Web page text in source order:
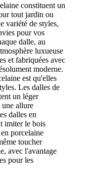
constituent un
tout jardin ou
variété de styles,
pour vos
dalle, au
luxueuse
et fabriquées avec
moderne.
est qu'elles
Les dalles de
un léger
allure
dalles en
imiter le bois
porcelaine
toucher
avec l'avantage
pour les